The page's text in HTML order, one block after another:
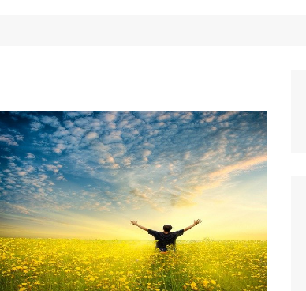
Βόλτα στην Ελλάδα
Ταξίδια